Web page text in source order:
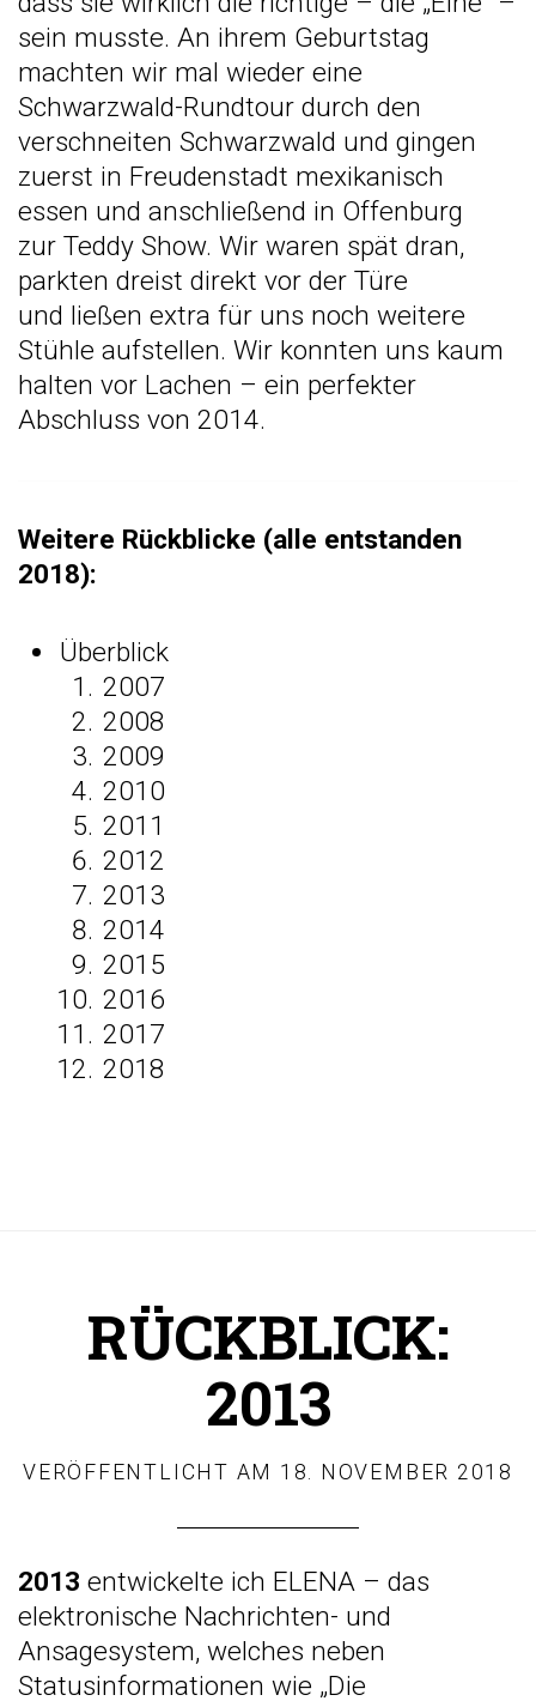
sein musste. An ihrem Geburtstag
machten wir mal wieder eine
Schwarzwald-Rundtour durch den
verschneiten Schwarzwald und gingen
zuerst in Freudenstadt mexikanisch
essen und anschließend in Offenburg
zur Teddy Show. Wir waren spät dran,
parkten dreist direkt vor der Türe
und ließen extra für uns noch weitere
Stühle aufstellen. Wir konnten uns kaum
halten vor Lachen – ein perfekter
Abschluss von 2014.
Weitere Rückblicke (alle entstanden
2018):
Überblick
2007
2008
2009
2010
2011
2012
2013
2014
2015
2016
2017
2018
RÜCKBLICK:
2013
VERÖFFENTLICHT AM 18. NOVEMBER 2018
2013 entwickelte ich ELENA – das
elektronische Nachrichten- und
Ansagesystem, welches neben
Statusinformationen wie „Die